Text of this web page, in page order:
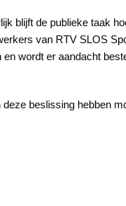
blijft de publieke taak
van RTV SLOS
en wordt er aandacht
beslissing hebben